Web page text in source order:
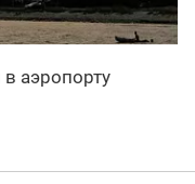
аэропорту